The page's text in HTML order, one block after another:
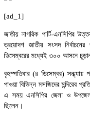
[ad_1]
জাতীয় নাগরিক পার্টি-এনসিপির
ত্রয়োদশ জাতীয় সংসদ
ডিসেম্বরের মধ্যেই ৩০০ আসনে
বৃহস্পতিবার (৪ ডিসেম্বর) সন্ধ্যায়
পাওয়া বিভিন্ন মসজিদের মন্দিরের
এ সময় এনসিপির জেলা ও
ছিলেন।